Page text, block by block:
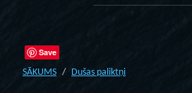
Save
SĀKUMS
Dušas paliktņi